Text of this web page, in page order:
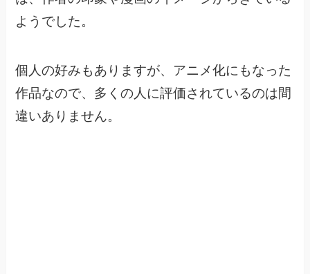
ようでした。
個人の好みもありますが、アニメ化にもなった
作品なので、 多くの人に評価されているのは間
違いありません。